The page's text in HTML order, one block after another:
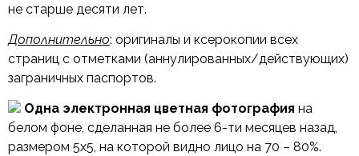
не старше десяти лет.
Дополнительно: оригиналы и ксерокопии всех
страниц с отметками (аннулированных/действующих)
заграничных паспортов.
Одна электронная цветная фотография на
белом фоне, сделанная не более 6-ти месяцев назад,
размером 5х5, на которой видно лицо на 70 – 80%.